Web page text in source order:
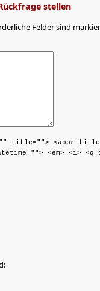
stellen
Felder sind
title=""> <abbr
<em> <i>